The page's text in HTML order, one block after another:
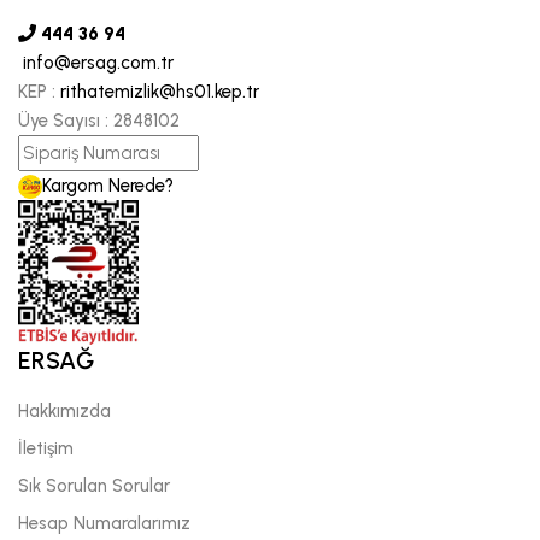
444 36 94
info@ersag.com.tr
KEP : rithatemizlik@hs01.kep.tr
Üye Sayısı : 2848102
Kargom Nerede?
ERSAĞ
Hakkımızda
İletişim
Sık Sorulan Sorular
Hesap Numaralarımız